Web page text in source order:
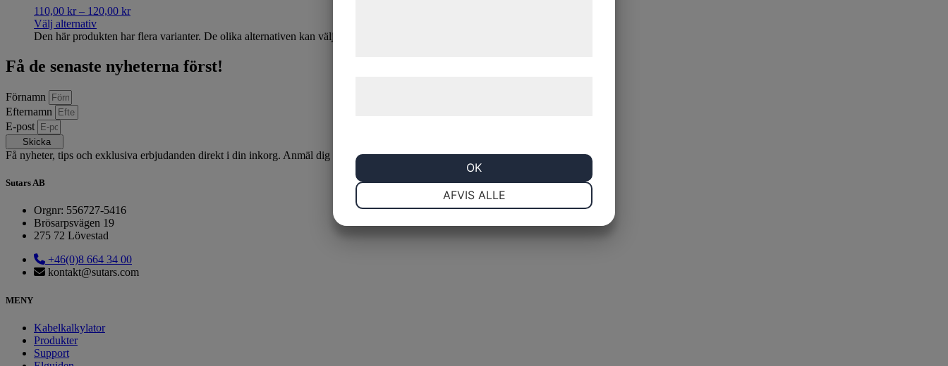
110,00 kr– 120,00 kr
Välj alternativ
Den här produkten har flera varianter. De olika alternativen kan väljas på produktsidan
Få de senaste nyheterna först!
Förnamn
Efternamn
E-post
Skicka
Få nyheter, tips och exklusiva erbjudanden direkt i din inkorg. Anmäl dig idag!
Sutars AB
Orgnr: 556727-5416
Brösarpsvägen 19
275 72 Lövestad
+46(0)8 664 34 00
kontakt@sutars.com
MENY
Kabelkalkylator
Produkter
Support
AFVIS ALLE
OK